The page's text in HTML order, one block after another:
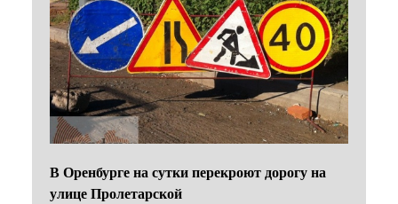
В Оренбурге на сутки перекроют дорогу на
улице Пролетарской